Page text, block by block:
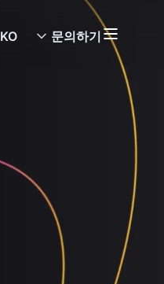
KO 문의하기